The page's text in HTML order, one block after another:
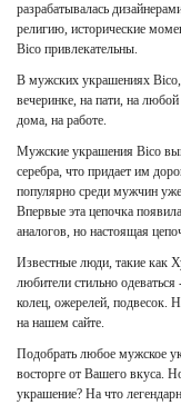
разрабатывалась
религию, исторические
Bico привлекательны.
В мужских украшениях Bico,
вечеринке, на пати, на
дома, на работе.
Мужские украшения Bico
серебра, что придает им
популярно среди мужчин
Впервые эта цепочка
аналогов, но настоящая
Известные люди, такие как
любители стильно
колец, ожерелей, подвесок.
на нашем сайте.
Подобрать любое мужское
восторге от Вашего вкуса.
украшение? На что